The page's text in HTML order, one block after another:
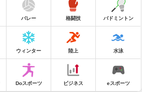
バレー 格闘技 バドミントン
ウィンター 陸上 水泳
Doスポーツ ビジネス eスポーツ